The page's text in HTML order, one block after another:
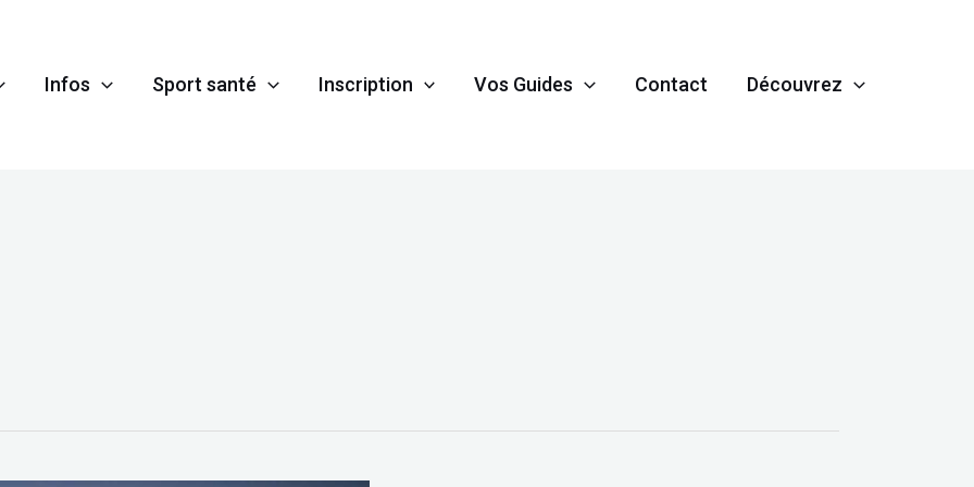
Infos Sport santé Inscription Vos Guides Contact Découvrez